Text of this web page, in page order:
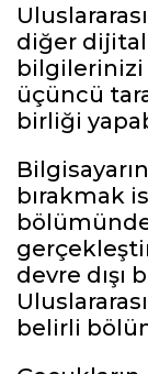
diğer
bilgilerinizi
üçüncü
birliği
bırakmak
devre dışı
belirli